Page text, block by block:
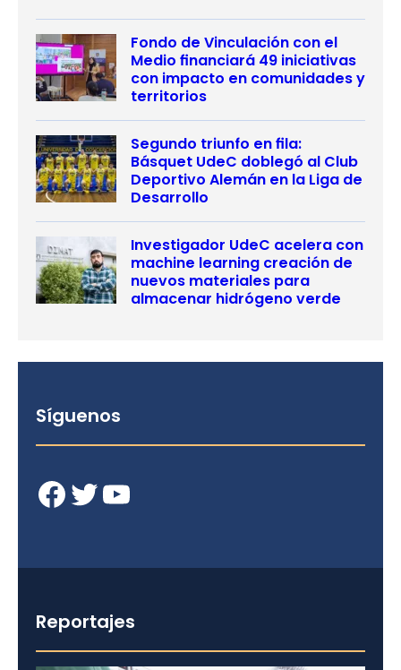
Fondo de Vinculación con el
Medio financiará 49 iniciativas
con impacto en comunidades y
territorios
Segundo triunfo en fila:
Básquet UdeC doblegó al Club
Deportivo Alemán en la Liga de
Desarrollo
Investigador UdeC acelera con
machine learning creación de
nuevos materiales para
almacenar hidrógeno verde
Síguenos
Facebook Twitter YouTube
Reportajes